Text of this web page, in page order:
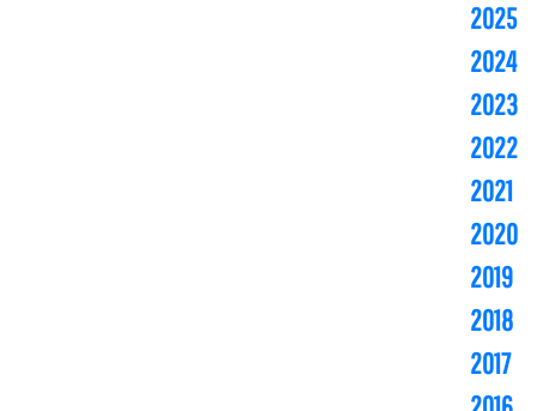
2025
2024
2023
2022
2021
2020
2019
2018
2017